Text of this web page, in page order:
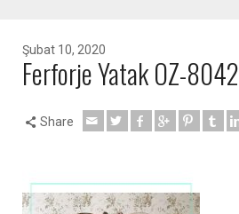
Şubat 10, 2020
Ferforje Yatak OZ-8042
Share